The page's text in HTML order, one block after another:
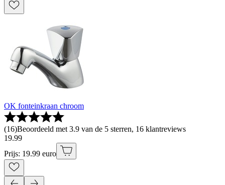
OK fonteinkraan chroom
(16)Beoordeeld met 3.9 van de 5 sterren, 16 klantreviews
19.99
Prijs: 19.99 euro